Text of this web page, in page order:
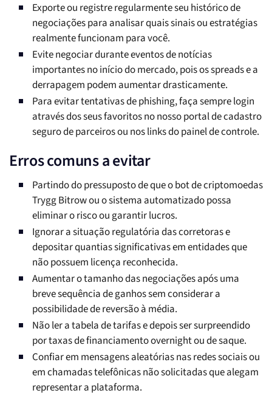
Exporte ou registre regularmente seu histórico de
negociações para analisar quais sinais ou estratégias
realmente funcionam para você.
Evite negociar durante eventos de notícias
importantes no início do mercado, pois os spreads e a
derrapagem podem aumentar drasticamente.
Para evitar tentativas de phishing, faça sempre login
através dos seus favoritos no nosso portal de cadastro
seguro de parceiros ou nos links do painel de controle.
Erros comuns a evitar
Partindo do pressuposto de que o bot de criptomoedas
Trygg Bitrow ou o sistema automatizado possa
eliminar o risco ou garantir lucros.
Ignorar a situação regulatória das corretoras e
depositar quantias significativas em entidades que
não possuem licença reconhecida.
Aumentar o tamanho das negociações após uma
breve sequência de ganhos sem considerar a
possibilidade de reversão à média.
Não ler a tabela de tarifas e depois ser surpreendido
por taxas de financiamento overnight ou de saque.
Confiar em mensagens aleatórias nas redes sociais ou
em chamadas telefônicas não solicitadas que alegam
representar a plataforma.